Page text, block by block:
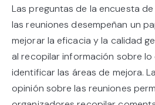
Las preguntas de la encuesta
las reuniones desempeñan un
mejorar la eficacia y la calidad
al recopilar información sobre
identificar las áreas de mejora.
opinión sobre las reuniones